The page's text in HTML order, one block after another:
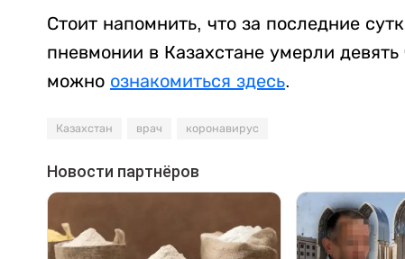
Стоит напомнить, что за последние
пневмонии в Казахстане умерли
можно ознакомиться здесь.
Казахстан врач коронавирус